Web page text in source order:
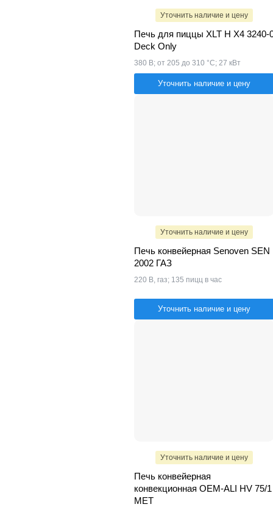
Уточнить наличие и цену
Печь для пиццы XLT H X4 3240-
Deck Only
380 В; от 205 до 310 °С; 27 кВт
Уточнить наличие и цену
Уточнить наличие и цену
Печь конвейерная Senoven SEN
2002 ГАЗ
220 В, газ; 135 пицц в час
Уточнить наличие и цену
Уточнить наличие и цену
Печь конвейерная
конвекционная OEM-ALI HV 75/1
MET